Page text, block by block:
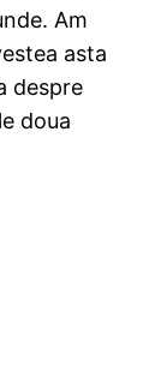
Am
asta
despre
doua